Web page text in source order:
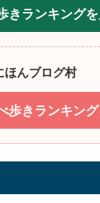
きランキング
ほんブログ村
歩きランキン